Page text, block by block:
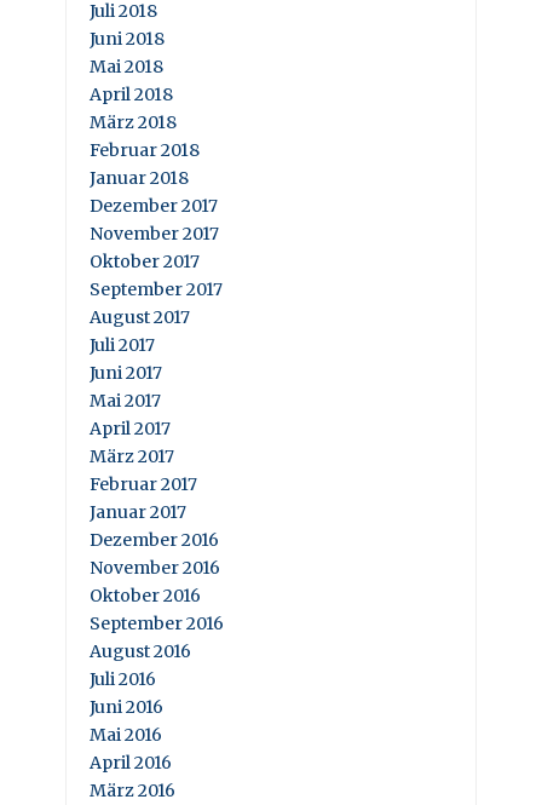
Juli 2018
Juni 2018
Mai 2018
April 2018
März 2018
Februar 2018
Januar 2018
Dezember 2017
November 2017
Oktober 2017
September 2017
August 2017
Juli 2017
Juni 2017
Mai 2017
April 2017
März 2017
Februar 2017
Januar 2017
Dezember 2016
November 2016
Oktober 2016
September 2016
August 2016
Juli 2016
Juni 2016
Mai 2016
April 2016
März 2016